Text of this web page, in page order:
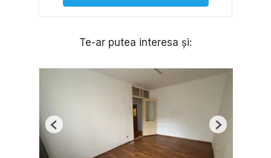
Te-ar putea interesa și:
Previous Next